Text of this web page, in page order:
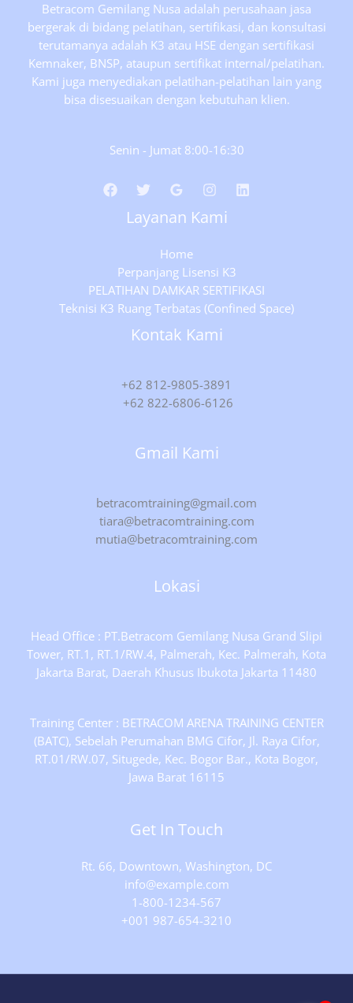
Betracom Gemilang Nusa adalah perusahaan jasa
bergerak di bidang pelatihan, sertifikasi, dan konsultasi
terutamanya adalah K3 atau HSE dengan sertifikasi
Kemnaker, BNSP, ataupun sertifikat internal/pelatihan.
Kami juga menyediakan pelatihan-pelatihan lain yang
bisa disesuaikan dengan kebutuhan klien.
Senin - Jumat 8:00-16:30
Layanan Kami
Home
Perpanjang Lisensi K3
PELATIHAN DAMKAR SERTIFIKASI
Teknisi K3 Ruang Terbatas (Confined Space)
Kontak Kami
+62 812-9805-3891
+62 822-6806-6126
Gmail Kami
betracomtraining@gmail.com
tiara@betracomtraining.com
mutia@betracomtraining.com
Lokasi
Head Office : PT.Betracom Gemilang Nusa Grand Slipi
Tower, RT.1, RT.1/RW.4, Palmerah, Kec. Palmerah, Kota
Jakarta Barat, Daerah Khusus Ibukota Jakarta 11480
Training Center : BETRACOM ARENA TRAINING CENTER
(BATC), Sebelah Perumahan BMG Cifor, Jl. Raya Cifor,
RT.01/RW.07, Situgede, Kec. Bogor Bar., Kota Bogor,
Jawa Barat 16115
Get In Touch
Rt. 66, Downtown, Washington, DC
info@example.com​
1-800-1234-567
+001 987-654-3210